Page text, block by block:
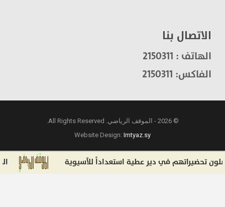
الاتصال بنا
الهاتف : 2150311
الفاكس: 2150311
© 2026 - الموقف الرياضي. All Rights Reserved.
Website Design:Imtyaz.sy
تحضيراتهم في دير عطية استعداداً للآسيوية